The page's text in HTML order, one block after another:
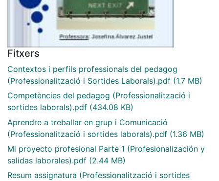
Fitxers
Contextos i perfils professionals del pedagog
(Professionalització i Sortides Laborals).pdf (1.7 MB)
Competències del pedagog (Professionalització i
sortides laborals).pdf (434.08 KB)
Aprendre a treballar en grup i Comunicació
(Professionalització i sortides laborals).pdf (1.36 MB)
Mi proyecto profesional Parte 1 (Profesionalización y
salidas laborales).pdf (2.44 MB)
Resum assignatura (Professionalització i sortides